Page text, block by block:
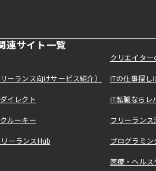
連サイト一覧
クリエイタ
ーランス向けサービス紹介） ITの仕事探
イレクト IT転職なら
ルーキー フリーラン
ーランスHub プログラミ
医療・ヘル